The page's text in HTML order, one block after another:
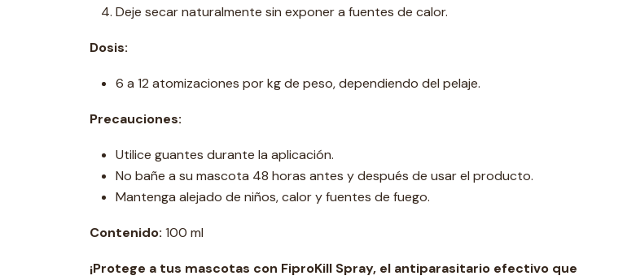
Deje secar naturalmente sin exponer a fuentes de calor.
Dosis:
6 a 12 atomizaciones por kg de peso, dependiendo del pelaje.
Precauciones:
Utilice guantes durante la aplicación.
No bañe a su mascota 48 horas antes y después de usar el producto.
Mantenga alejado de niños, calor y fuentes de fuego.
Contenido: 100 ml
¡Protege a tus mascotas con FiproKill Spray, el antiparasitario efectivo que